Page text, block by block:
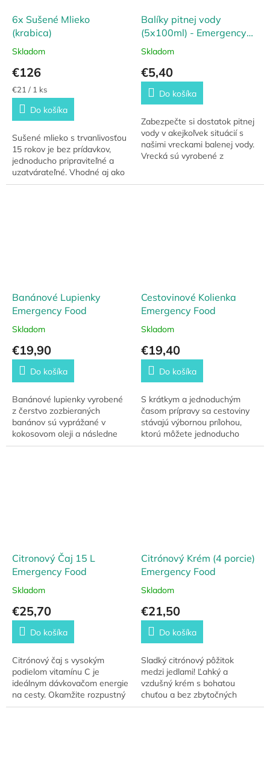
6x Sušené Mlieko
(krabica)
Skladom
€126
Jednotková
cena:
€21 / 1 ks
Do košíka
Sušené mlieko s trvanlivosťou
15 rokov je bez prídavkov,
jednoducho pripraviteľné a
uzatvárateľné. Vhodné aj ako
emergency food do zásob na
Balíky pitnej vody
(5x100ml) - Emergency
Drinking Water
Skladom
€5,40
Do košíka
Zabezpečte si dostatok pitnej
vody v akejkoľvek situácií s
našimi vreckami balenej vody.
Vrecká sú vyrobené z
Banánové Lupienky
Emergency Food
Skladom
€19,90
Do košíka
Banánové lupienky vyrobené
z čerstvo zozbieraných
banánov sú vyprážané v
kokosovom oleji a následne
namáčané v cukrovom sirupe.
Cestovinové Kolienka
Emergency Food
Skladom
€19,40
Do košíka
S krátkym a jednoduchým
časom prípravy sa cestoviny
stávajú výbornou prílohou,
ktorú môžete jednoducho
pridať k akémukoľvek jedlu.
Citronový Čaj 15 L
Emergency Food
Skladom
€25,70
Do košíka
Citrónový čaj s vysokým
podielom vitamínu C je
ideálnym dávkovačom energie
na cesty. Okamžite rozpustný
a pripravený na podávanie.
Citrónový Krém (4 porcie)
Emergency Food
Skladom
€21,50
Do košíka
Sladký citrónový pôžitok
medzi jedlami! Ľahký a
vzdušný krém s bohatou
chuťou a bez zbytočných
prísad.